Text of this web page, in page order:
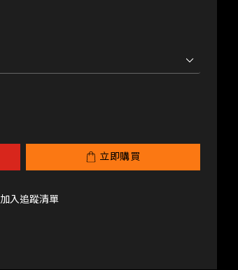
立即購買
加入追蹤清單